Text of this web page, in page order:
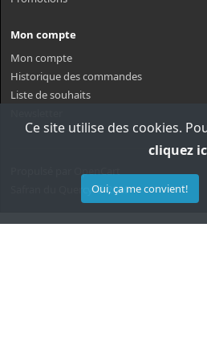
Mon compte
Mon compte
Historique des commandes
Liste de souhaits
OpenCart
Safran du Quercy © 2026
Ce site utilise des cookies.
cliquez
Oui, ça me convient!